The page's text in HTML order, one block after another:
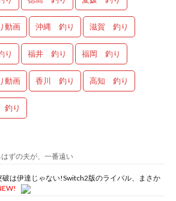
動画 沖縄 釣り 滋賀 釣り
り 福井 釣り 福岡 釣り
動画 香川 釣り 高知 釣り
釣り
ずの夫が、一番遠い
破は伊達じゃない!Switch2版のライバル、まさか